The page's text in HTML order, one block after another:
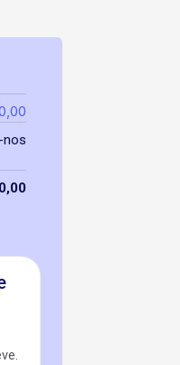
nos